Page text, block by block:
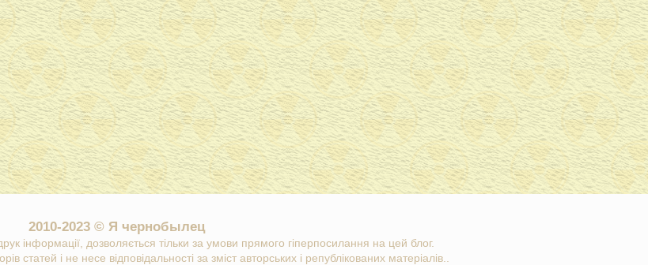
2010-2023 © Я чернобылец
інформації, дозволяється тільки за умови прямого гіперпосилання на цей блог.
статей і не несе відповідальності за зміст авторських і републікованих матеріалів..